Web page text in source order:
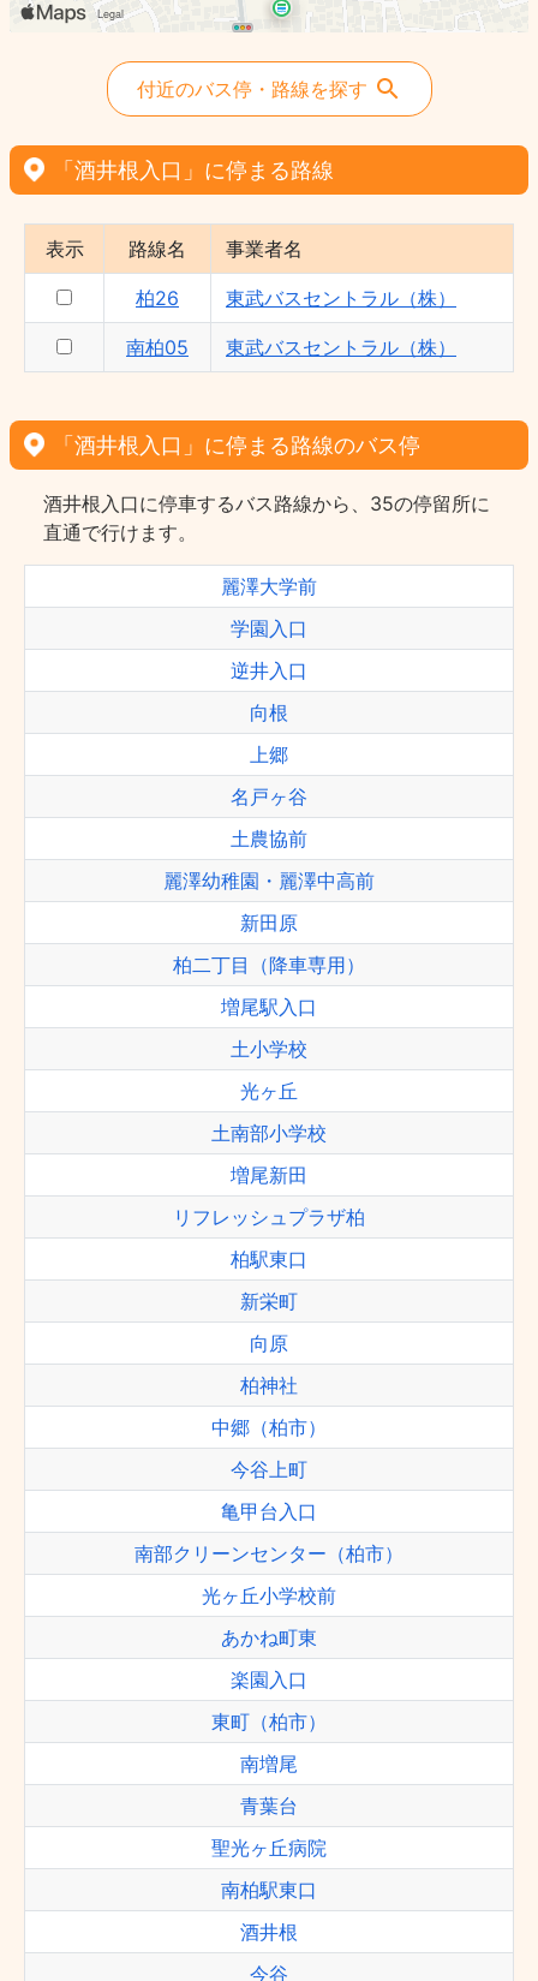
付近のバス停・路線を探す
「酒井根入口」に停まる路線
表示 路線名 事業者名
柏26 東武バスセントラル（株）
南柏05 東武バスセントラル（株）
「酒井根入口」に停まる路線のバス停
酒井根入口に停車するバス路線から、35の停留所に
直通で行けます。
麗澤大学前
学園入口
逆井入口
向根
上郷
名戸ヶ谷
土農協前
麗澤幼稚園・麗澤中高前
新田原
柏二丁目（降車専用）
増尾駅入口
土小学校
光ヶ丘
土南部小学校
増尾新田
リフレッシュプラザ柏
柏駅東口
新栄町
向原
柏神社
中郷（柏市）
今谷上町
亀甲台入口
南部クリーンセンター（柏市）
光ヶ丘小学校前
あかね町東
楽園入口
東町（柏市）
南増尾
青葉台
聖光ヶ丘病院
南柏駅東口
酒井根
今谷